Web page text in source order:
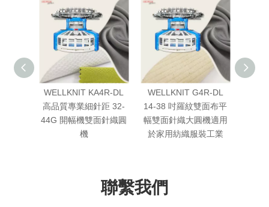
WELLKNIT KA4R-DL
高品質專業細針距 32-
44G 開幅機雙面針織圓
機
WELLKNIT G4R-DL
14-38 吋羅紋雙面布平
幅雙面針織大圓機適用
於家用紡織服裝工業
聯繫我們